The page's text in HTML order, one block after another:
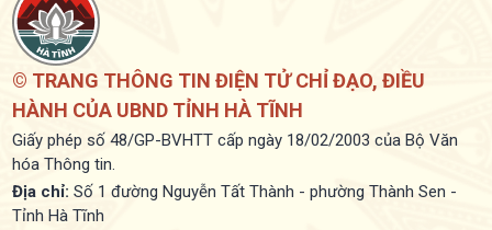
© TRANG THÔNG TIN ĐIỆN TỬ CHỈ ĐẠO, ĐIỀU
HÀNH CỦA UBND TỈNH HÀ TĨNH
Giấy phép số 48/GP-BVHTT cấp ngày 18/02/2003 của Bộ Văn
hóa Thông tin.
Địa chỉ: Số 1 đường Nguyễn Tất Thành - phường Thành Sen -
Tỉnh Hà Tĩnh